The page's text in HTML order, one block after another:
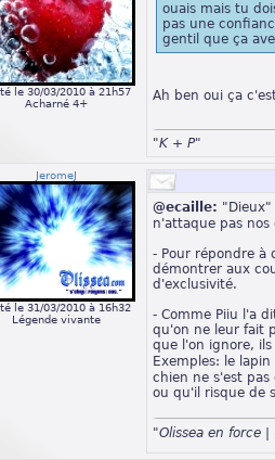
le 30/03/2010 à 21h57
Acharné 4+
ouais mais tu
pas une
gentil que ça
Ah ben oui ça
"K + P"
JeromeJ
le 31/03/2010 à 16h32
Légende vivante
@ecaille:
n'attaque pas
- Pour répondre à
démontrer aux
d'exclusivité.
- Comme Piiu l'a
qu'on ne leur fait
que l'on ignore,
Exemples: le
chien ne s'est
ou qu'il risque de
"Olissea en force